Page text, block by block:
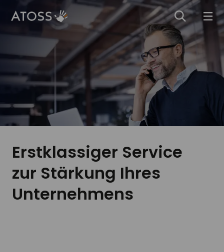
Erstklassiger Service
zur Stärkung Ihres
Unternehmens